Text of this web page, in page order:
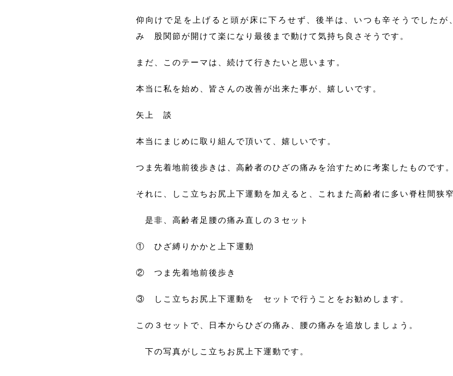
仰向けで足を上げると頭が床に下ろせず、後半は、いつも辛そうでしたが
み 股関節が開けて楽になり最後まで動けて気持ち良さそうです。
まだ、このテーマは、続けて行きたいと思います。
本当に私を始め、皆さんの改善が出来た事が、嬉しいです。
矢上 談
本当にまじめに取り組んで頂いて、嬉しいです。
つま先着地前後歩きは、高齢者のひざの痛みを治すために考案したものです。
それに、しこ立ちお尻上下運動を加えると、これまた高齢者に多い脊柱間狭
是非、高齢者足腰の痛み直しの３セット
① ひざ縛りかかと上下運動
② つま先着地前後歩き
③ しこ立ちお尻上下運動を セットで行うことをお勧めします。
この３セットで、日本からひざの痛み、腰の痛みを追放しましょう。
下の写真がしこ立ちお尻上下運動です。